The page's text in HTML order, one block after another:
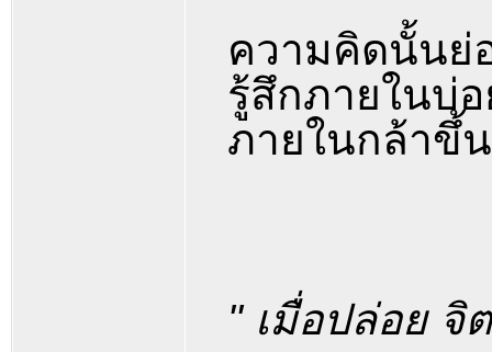
ความคิดนั้นย่
รู้สึกภายในบ่
ภายในกล้าขึ้
" เมื่อปล่อย จิ